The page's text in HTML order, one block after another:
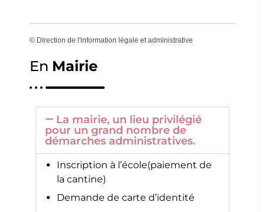
© Direction de l'information légale et administrative
En Mairie
La mairie, un lieu privilégié
pour un grand nombre de
démarches administratives.
Inscription à l’école(paiement de
la cantine)
Demande de carte d’identité